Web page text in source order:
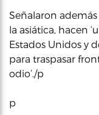
Señalaron
la asiática, hacen
Estados Unidos y
para traspasar
odio’./p
p